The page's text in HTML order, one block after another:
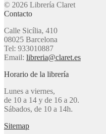
© 2026 Librería Claret
Contacto
Calle Sicília, 410
08025 Barcelona
Tel: 933010887
Email: libreria@claret.es
Horario de la librería
Lunes a viernes,
de 10 a 14 y de 16 a 20.
Sábados, de 10 a 14h.
Sitemap